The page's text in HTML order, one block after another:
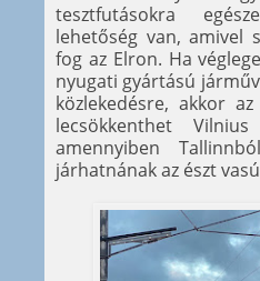
tesztfutásokra
lehetőség van, amivel
fog az Elron. Ha
nyugati gyártású
közlekedésre, akkor
lecsökkenthet
amennyiben
járhatnának az észt